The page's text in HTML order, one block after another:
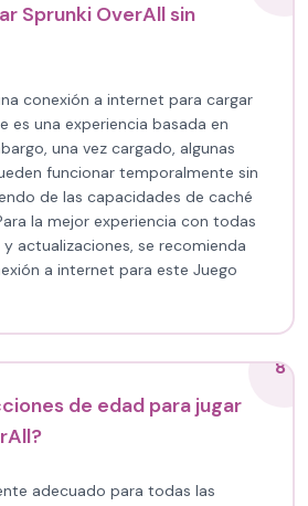
Sprunki OverAll sin
conexión a internet para cargar
es una experiencia basada en
una vez cargado, algunas
funcionar temporalmente sin
de las capacidades de caché
la mejor experiencia con todas
actualizaciones, se recomienda
a internet para este Juego
8
de edad para jugar
adecuado para todas las